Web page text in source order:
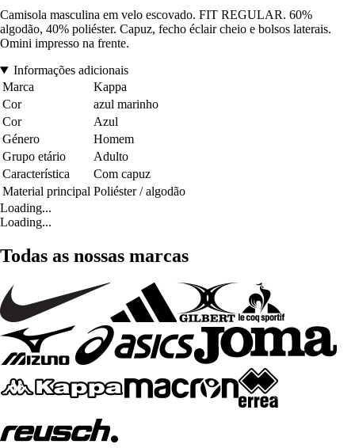
Camisola masculina em velo escovado. FIT REGULAR. 60%
algodão, 40% poliéster. Capuz, fecho éclair cheio e bolsos laterais.
Omini impresso na frente.
Informações adicionais
Marca
Kappa
Cor
azul marinho
Cor
Azul
Género
Homem
Grupo etário
Adulto
Característica
Com capuz
Material principal Poliéster / algodão
Loading...
Loading...
Todas as nossas marcas